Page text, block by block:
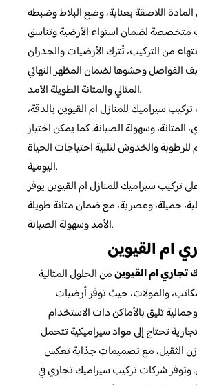
اللاصقة بعناية، وضع البلاط وضبطه
متخصصة لضمان استواء الأرضية وتناسق
من التركيب، تُترك الأرضيات والجدران
الفواصل وحشوها لضمان المظهر النهائي
المثالي والمتانة الطويلة الأمد.
سيراميك للمنازل ام القيوين بالدقة،
وسهولة الصيانة. كما يمكن اختيار
للرطوبة والخدوش لتلبية احتياجات الحياة
اليومية.
تركيب سيراميك للمنازل ام القيوين يوفر
جميلة، وعصرية، مع ضمان متانة طويلة
الأمد وسهولة الصيانة.
ام القيوين
تجاري ام القيوينمن الحلول المثالية
والمولات، حيث توفر أرضيات
تليق بالأماكن ذات الاستخدام
تحتاج إلى مواد سيراميكية تتحمل
الثقيل، مع تصميمات جذابة تعكس
وتوفر شركات تركيب سيراميك تجاري في